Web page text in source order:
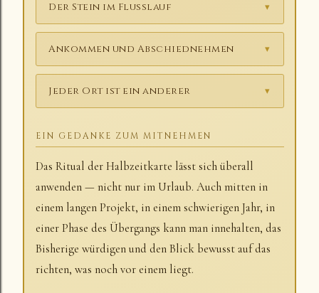
Der Stein im Flusslauf ▾
Ankommen und Abschiednehmen ▾
Jeder Ort ist ein anderer ▾
EIN GEDANKE ZUM MITNEHMEN
Das Ritual der Halbzeitkarte lässt sich überall
anwenden — nicht nur im Urlaub. Auch mitten in
einem langen Projekt, in einem schwierigen Jahr, in
einer Phase des Übergangs kann man innehalten, das
Bisherige würdigen und den Blick bewusst auf das
richten, was noch vor einem liegt.